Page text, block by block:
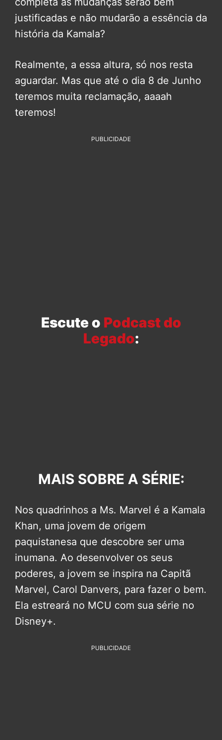
justificadas e não mudarão a essência da
história da Kamala?
Realmente, a essa altura, só nos resta
aguardar. Mas que até o dia 8 de Junho
teremos muita reclamação, aaaah
teremos!
PUBLICIDADE
Escute o Podcast do
Legado:
MAIS SOBRE A SÉRIE:
Nos quadrinhos a Ms. Marvel é a Kamala
Khan, uma jovem de origem
paquistanesa que descobre ser uma
inumana. Ao desenvolver os seus
poderes, a jovem se inspira na Capitã
Marvel, Carol Danvers, para fazer o bem.
Ela estreará no MCU com sua série no
Disney+.
PUBLICIDADE